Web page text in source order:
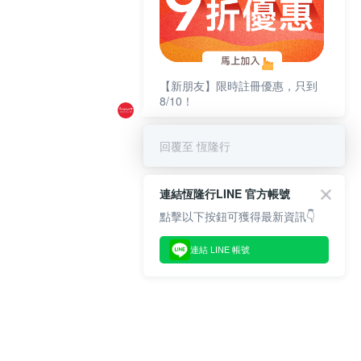
【新朋友】限時註冊優惠，只到
8/10！
回覆至 恆隆行
連結恆隆行LINE 官方帳號
點擊以下按鈕可獲得最新資訊👇
連結 LINE 帳號